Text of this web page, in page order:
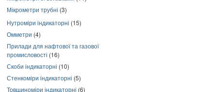
Мікрометри трубні (3)
Нутроміри індикаторні (15)
Омметри (4)
Прилади для нафтової та газової
промисловості (16)
Скоби індикаторні (10)
Стенкоміри індикаторні (5)
Товщиноміри індикаторні (6)